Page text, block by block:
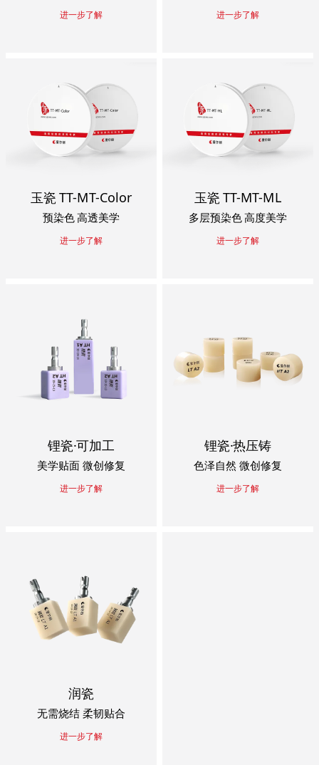
进一步了解 进一步了解
玉瓷 TT-MT-Color
预染色 高透美学
进一步了解
玉瓷 TT-MT-ML
多层预染色 高度美学
进一步了解
锂瓷·可加工
美学贴面 微创修复
进一步了解
锂瓷·热压铸
色泽自然 微创修复
进一步了解
润瓷
无需烧结 柔韧贴合
进一步了解